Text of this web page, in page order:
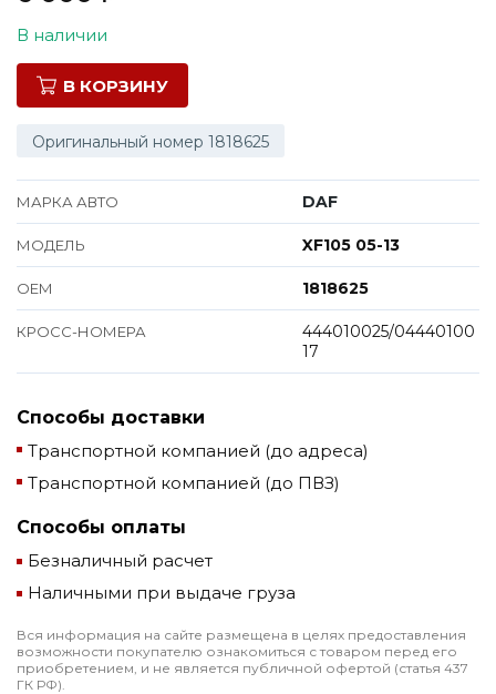
В наличии
В КОРЗИНУ
Оригинальный номер 1818625
МАРКА АВТО DAF
МОДЕЛЬ XF105 05-13
ОЕМ 1818625
КРОСС-НОМЕРА
444010025/04440100
17
Способы доставки
Транспортной компанией (до адреса)
Транспортной компанией (до ПВЗ)
Способы оплаты
Безналичный расчет
Наличными при выдаче груза
Вся информация на сайте размещена в целях предоставления
возможности покупателю ознакомиться с товаром перед его
приобретением, и не является публичной офертой (статья 437
ГК РФ).